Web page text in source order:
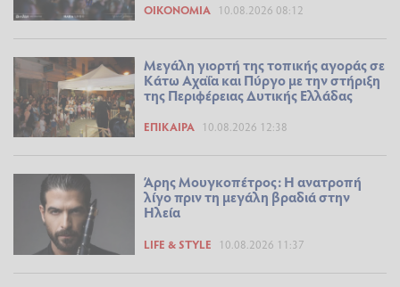
ΟΙΚΟΝΟΜΊΑ 10.08.2026 08:12
Μεγάλη γιορτή της τοπικής αγοράς σε
Κάτω Αχαΐα και Πύργο με την στήριξη
της Περιφέρειας Δυτικής Ελλάδας
ΕΠΊΚΑΙΡΑ 10.08.2026 12:38
Άρης Μουγκοπέτρος: Η ανατροπή
λίγο πριν τη μεγάλη βραδιά στην
Ηλεία
LIFE & STYLE 10.08.2026 11:37